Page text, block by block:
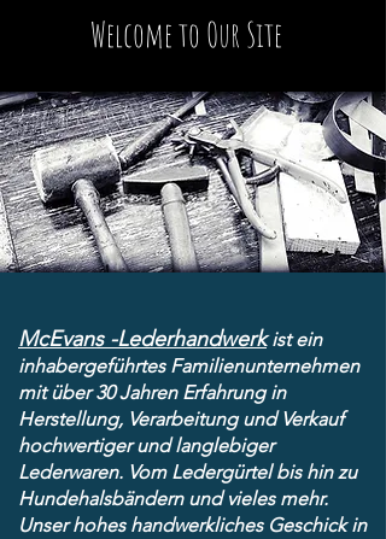
Welcome to Our Site
McEvans -Lederhandwerkist ein
inhabergeführtes Familienunternehmen
mit über 30 Jahren Erfahrung in
Herstellung, Verarbeitung und Verkauf
hochwertiger und langlebiger
Lederwaren. Vom Ledergürtel bis hin zu
Hundehalsbändern und vieles mehr.
Unser hohes handwerkliches Geschick in